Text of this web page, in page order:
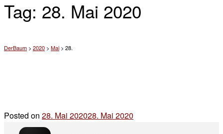
Tag: 28. Mai 2020
DerBaum > 2020 > Mai > 28.
Posted on 28. Mai 202028. Mai 2020